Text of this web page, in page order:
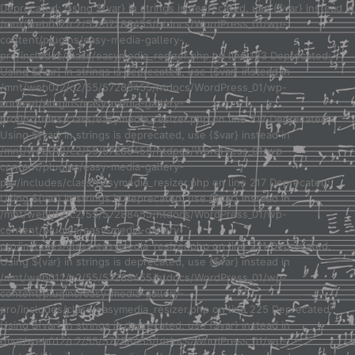
Deprecated: Using ${var} in strings is deprecated, use {$var} instead in
/mnt/web012/c2/55/57288455/htdocs/WordPress_01/wp-
content/plugins/easy-media-gallery-
pro/includes/class/easymedia_resizer.php on line 123 Deprecated:
Using ${var} in strings is deprecated, use {$var} instead in
/mnt/web012/c2/55/57288455/htdocs/WordPress_01/wp-
content/plugins/easy-media-gallery-
pro/includes/class/easymedia_resizer.php on line 217 Deprecated:
Using ${var} in strings is deprecated, use {$var} instead in
/mnt/web012/c2/55/57288455/htdocs/WordPress_01/wp-
content/plugins/easy-media-gallery-
pro/includes/class/easymedia_resizer.php on line 217 Deprecated:
Using ${var} in strings is deprecated, use {$var} instead in
/mnt/web012/c2/55/57288455/htdocs/WordPress_01/wp-
content/plugins/easy-media-gallery-
pro/includes/class/easymedia_resizer.php on line 221 Deprecated:
Using ${var} in strings is deprecated, use {$var} instead in
/mnt/web012/c2/55/57288455/htdocs/WordPress_01/wp-
content/plugins/easy-media-gallery-
pro/includes/class/easymedia_resizer.php on line 225 Deprecated:
Using ${var} in strings is deprecated, use {$var} instead in
/mnt/web012/c2/55/57288455/htdocs/WordPress_01/wp-